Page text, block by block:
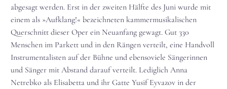
abgesagt werden. Erst in der zweiten Hälfte des Juni wurde mit
einem als »Aufklang!« bezeichneten kammermusikalischen
Querschnitt dieser Oper ein Neuanfang gewagt. Gut 330
Menschen im Parkett und in den Rängen verteilt, eine Handvoll
Instrumentalisten auf der Bühne und ebensoviele Sängerinnen
und Sänger mit Abstand darauf verteilt. Lediglich Anna
Netrebko als Elisabetta und ihr Gatte Yusif Eyvazov in der